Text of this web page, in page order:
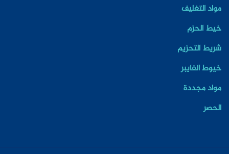
مواد التغليف
خيط الحزم
شريط التحزيم
خيوط الفايبر
مواد مجددة
الحصر